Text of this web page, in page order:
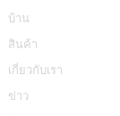
บ้าน
สินค้า
เกี่ยวกับเรา
ข่าว